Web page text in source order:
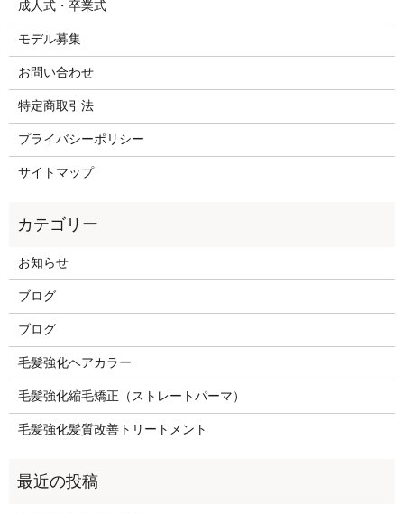
成人式・卒業式
モデル募集
お問い合わせ
特定商取引法
プライバシーポリシー
サイトマップ
お知らせ
ブログ
ブログ
毛髪強化ヘアカラー
毛髪強化縮毛矯正（ストレートパーマ）
毛髪強化髪質改善トリートメント